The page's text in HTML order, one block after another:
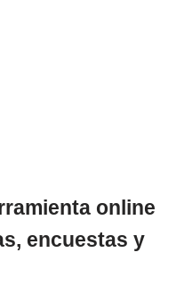
online
encuestas y